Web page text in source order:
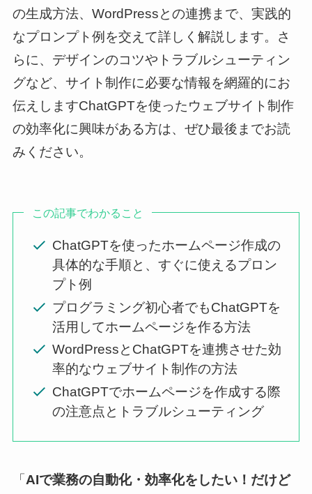
の生成方法、WordPressとの連携まで、実践的
なプロンプト例を交えて詳しく解説します。さ
らに、デザインのコツやトラブルシューティン
グなど、サイト制作に必要な情報を網羅的にお
伝えしますChatGPTを使ったウェブサイト制作
の効率化に興味がある方は、ぜひ最後までお読
みください。
この記事でわかること
ChatGPTを使ったホームページ作成の
具体的な手順と、すぐに使えるプロン
プト例
プログラミング初心者でもChatGPTを
活用してホームページを作る方法
WordPressとChatGPTを連携させた効
率的なウェブサイト制作の方法
ChatGPTでホームページを作成する際
の注意点とトラブルシューティング
「AIで業務の自動化・効率化をしたい！だけど